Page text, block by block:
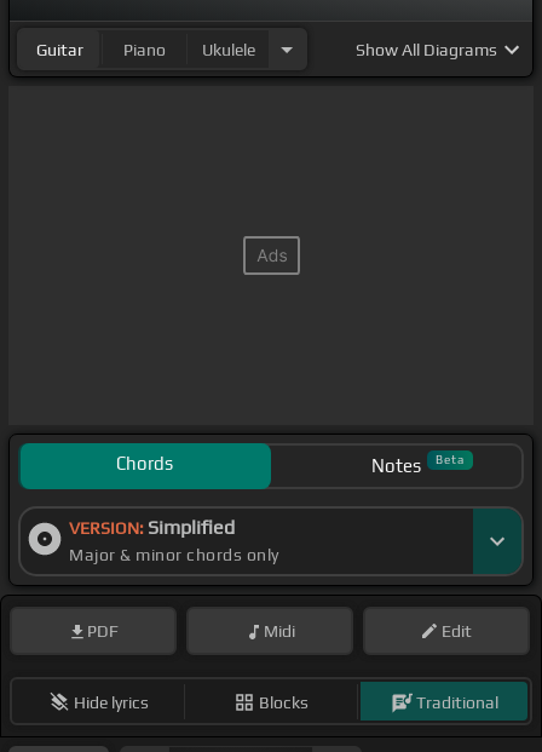
Guitar Piano Ukulele ShowAll Diagrams
Chords Notes Beta
VERSION: Simplified
Major & minor chords only
PDF Midi Edit
Hide lyrics Blocks Traditional